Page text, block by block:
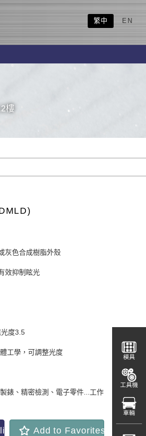
繁中 EN
樓
灰色合成樹脂外殼
效抑制眩光
光度3.5
工學，可調整光度
錶、精密檢測、電子零件...工作
Add to Favorites
模具
工具機
車輛